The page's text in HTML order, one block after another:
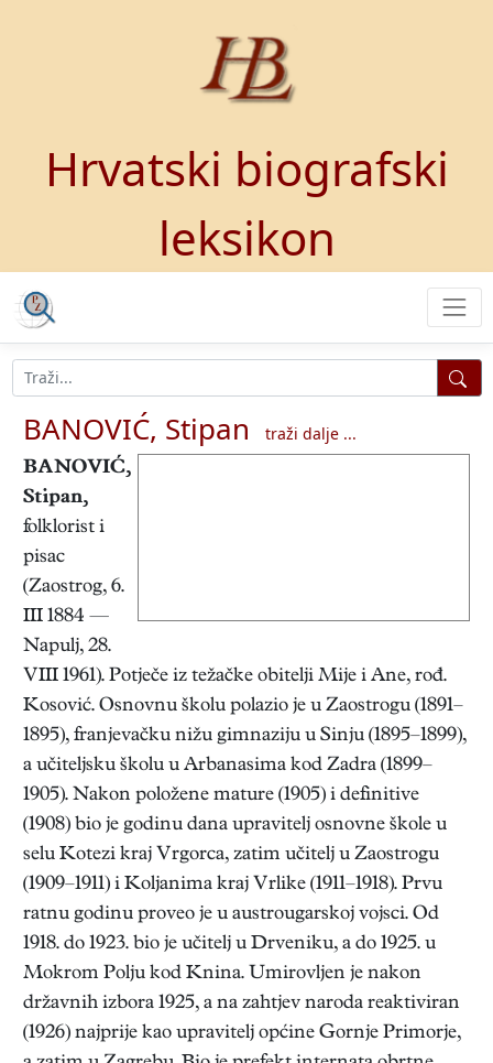
Hrvatski biografski
leksikon
BANOVIĆ, Stipan
traži dalje ...
BANOVIĆ,
Stipan,
folklorist i
pisac
(Zaostrog, 6.
III 1884 —
Napulj, 28.
VIII 1961). Potječe iz težačke obitelji Mije i Ane, rođ.
Kosović. Osnovnu školu polazio je u Zaostrogu (1891–
1895), franjevačku nižu gimnaziju u Sinju (1895–1899),
a učiteljsku školu u Arbanasima kod Zadra (1899–
1905). Nakon položene mature (1905) i definitive
(1908) bio je godinu dana upravitelj osnovne škole u
selu Kotezi kraj Vrgorca, zatim učitelj u Zaostrogu
(1909–1911) i Koljanima kraj Vrlike (1911–1918). Prvu
ratnu godinu proveo je u austrougarskoj vojsci. Od
1918. do 1923. bio je učitelj u Drveniku, a do 1925. u
Mokrom Polju kod Knina. Umirovljen je nakon
državnih izbora 1925, a na zahtjev naroda reaktiviran
(1926) najprije kao upravitelj općine Gornje Primorje,